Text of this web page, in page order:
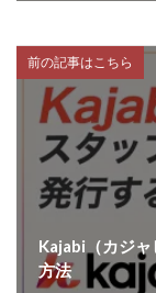
前の記事はこちら
Kajabi（カジ
方法